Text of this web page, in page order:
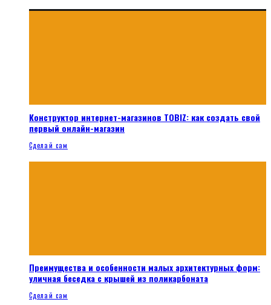
Конструктор интернет-магазинов TOBIZ: как создать свой
первый онлайн-магазин
Сделай сам
Преимущества и особенности малых архитектурных форм:
уличная беседка с крышей из поликарбоната
Сделай сам